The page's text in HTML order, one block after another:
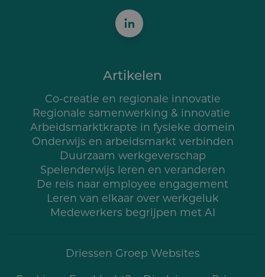
Artikelen
Co-creatie en regionale innovatie
Regionale samenwerking & innovatie
Arbeidsmarktkrapte in fysieke domein
Onderwijs en arbeidsmarkt verbinden
Duurzaam werkgeverschap
Spelenderwijs leren en veranderen
De reis naar employee engagement
Leren van elkaar over werkgeluk
Medewerkers begrijpen met AI
Driessen Groep Websites